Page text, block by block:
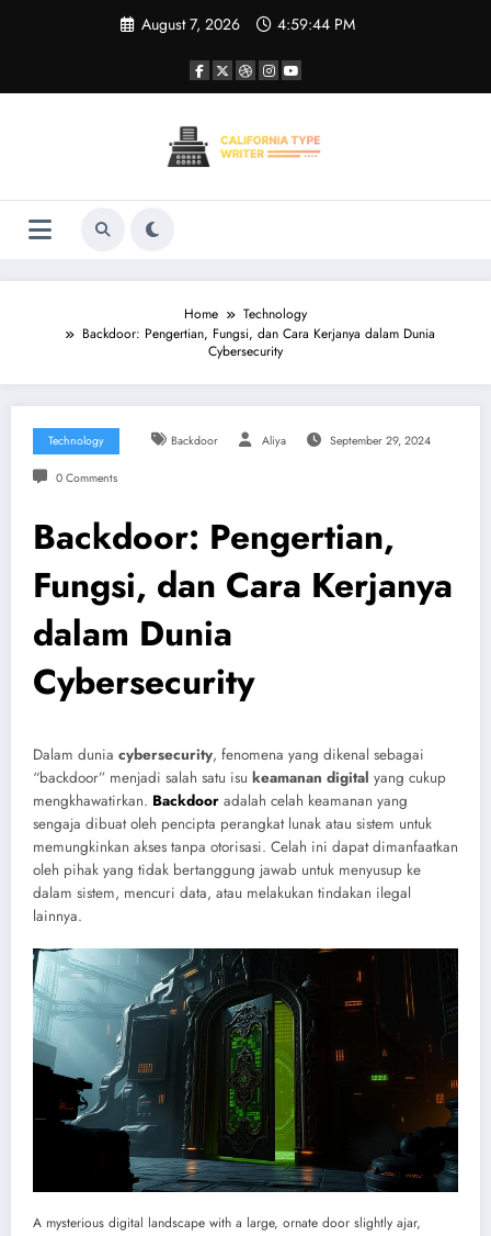
August 7, 2026 4:59:44 PM
Home
Technology
Backdoor: Pengertian, Fungsi, dan Cara Kerjanya dalam Dunia
Cybersecurity
Technology Backdoor Aliya September 29, 2024
0 Comments
Backdoor: Pengertian,
Fungsi, dan Cara Kerjanya
dalam Dunia
Cybersecurity
Dalam dunia cybersecurity, fenomena yang dikenal sebagai
“backdoor” menjadi salah satu isu keamanan digital yang cukup
mengkhawatirkan. Backdoor adalah celah keamanan yang
sengaja dibuat oleh pencipta perangkat lunak atau sistem untuk
memungkinkan akses tanpa otorisasi. Celah ini dapat dimanfaatkan
oleh pihak yang tidak bertanggung jawab untuk menyusup ke
dalam sistem, mencuri data, atau melakukan tindakan ilegal
lainnya.
A mysterious digital landscape with a large, ornate door slightly ajar,